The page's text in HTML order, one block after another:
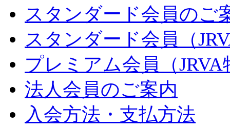
スタンダード会員のご
スタンダード会員（
プレミアム会員（
法人会員のご案内
入会方法・支払方法